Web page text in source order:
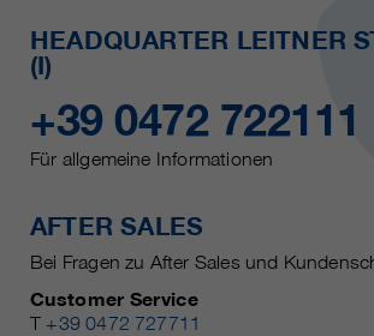
HEADQUARTER LEITNER
(I)
+39 0472 722111
Für allgemeine Informationen
AFTER SALES
Bei Fragen zu After Sales und
Customer Service
T +39 0472 727711